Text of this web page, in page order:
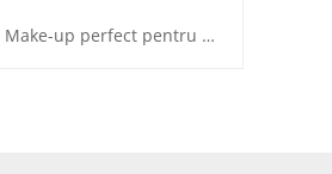
Olga Totoc - Make-up perfect pentru miresele fericite!